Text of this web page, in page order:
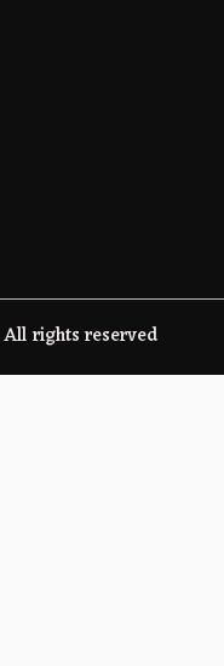
All rights reserved